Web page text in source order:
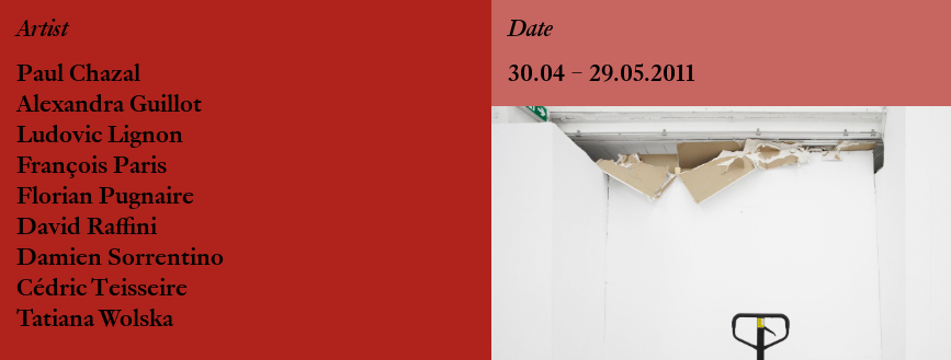
Artist
Paul Chazal
Alexandra Guillot
Ludovic Lignon
François Paris
Florian Pugnaire
David Raffini
Damien Sorrentino
Cédric Teisseire
Tatiana Wolska
Date
30.04 – 29.05.2011